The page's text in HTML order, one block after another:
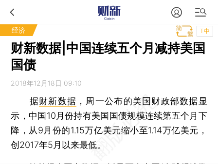
经济 T中
财新数据|中国连续五个月减持美国
国债
2018年12月18日 09:10
据财新数据 ，周一公布的美国财政部数据显
示，中国10月份持有美国国债规模连续第五个月下
降，从9月份的1.15万亿美元缩小至1.14万亿美元，
创2017年5月以来最低。